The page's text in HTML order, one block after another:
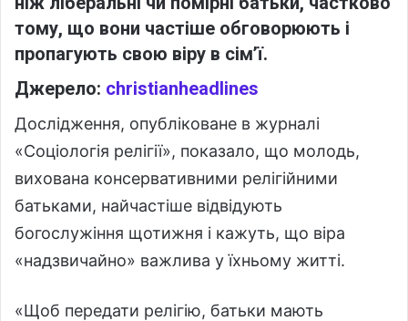
тому, що вони частіше обговорюють і
пропагують свою віру в сім’ї.
Джерело: christianheadlines
Дослідження, опубліковане в журналі
«Соціологія релігії», показало, що молодь,
вихована консервативними релігійними
батьками, найчастіше відвідують
богослужіння щотижня і кажуть, що віра
«надзвичайно» важлива у їхньому житті.
«Щоб передати релігію, батьки мають